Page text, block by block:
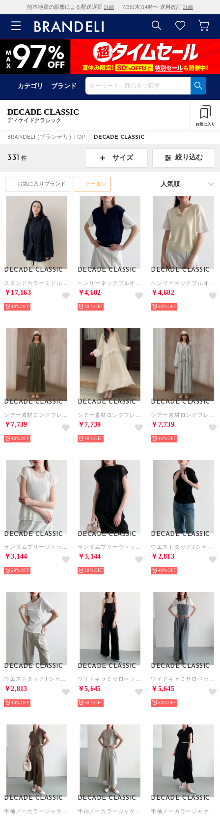
熊本地震の影響による配送遅延 詳細 ｜ 7/30(木)14時〜 送料改訂 詳細
カテゴリ ブランド
DECADE CLASSIC
ディケイドクラシック
お気に入り
BRANDELI (ブランデリ) TOP DECADE CLASSIC
331 件 サイズ 絞り込む
お気に入りブランド クーポン
DECADE CLASSIC
￥17,163
30%
DECADE CLASSIC
￥4,682
30%
DECADE CLASSIC
￥4,682
30%
DECADE CLASSIC
￥7,739
40%
DECADE CLASSIC
￥7,739
40%
DECADE CLASSIC
￥7,739
40%
DECADE CLASSIC
￥3,144
50%
DECADE CLASSIC
￥3,144
50%
DECADE CLASSIC
￥2,813
40%
DECADE CLASSIC
ウエストタックTシャツ （ホワイト）
￥2,813
40%
DECADE CLASSIC
ワイドキャミサロペット （ブラック）
￥5,645
50%
DECADE CLASSIC
ワイドキャミサロペット （グレー）
￥5,645
50%
DECADE CLASSIC DECADE CLASSIC DECADE CLASSIC